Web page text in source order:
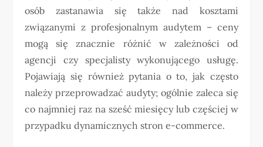
osób zastanawia się także nad kosztami
związanymi z profesjonalnym audytem – ceny
mogą się znacznie różnić w zależności od
agencji czy specjalisty wykonującego usługę.
Pojawiają się również pytania o to, jak często
należy przeprowadzać audyty; ogólnie zaleca się
co najmniej raz na sześć miesięcy lub częściej w
przypadku dynamicznych stron e-commerce.